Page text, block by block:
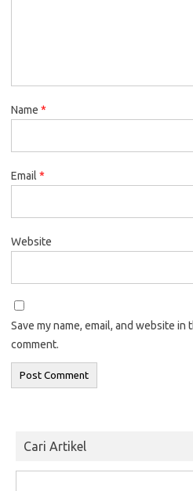
Name *
Email *
Website
Save my name, email, and website
comment.
Cari Artikel